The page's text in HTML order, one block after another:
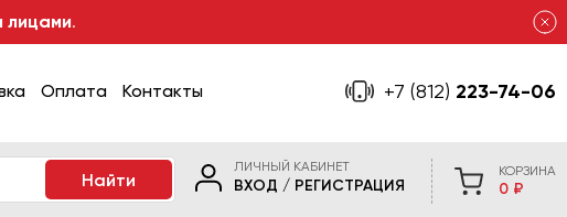
лицами.
Оплата Контакты +7 (812) 223-74-06
ЛИЧНЫЙ КАБИНЕТ
ВХОД / РЕГИСТРАЦИЯ
КОРЗИНА
0 ₽